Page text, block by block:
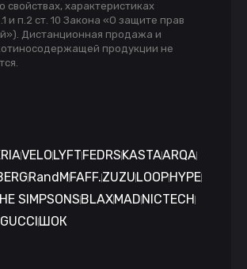
свойствах, характеристиках
и п.2 ст. 10 Закона «О защите прав
Дистанционная продажа и
продукции не
VELO LYFT FEDRS KASTAARQA
RandM FAFF.ZUZU LOOPHYPE
SIMPSONS BLAXMAD NICTECH
GUCCI ШОК